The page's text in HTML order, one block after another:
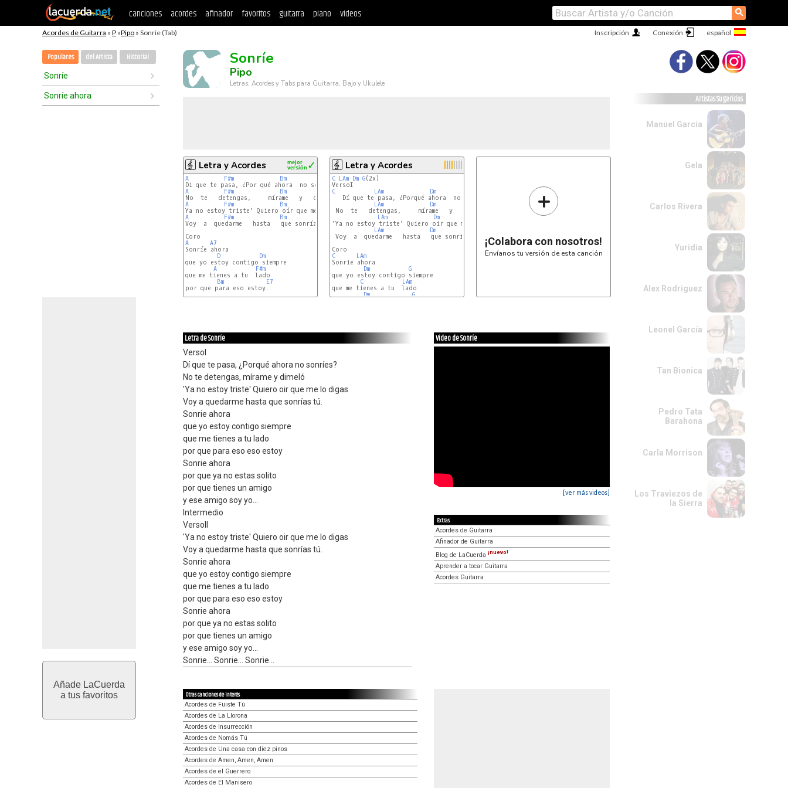
canciones acordes afinador favoritos guitarra piano videos ⚲
Acordes de Guitarra » P »Pipo » Sonríe (Tab) Conexión
Inscripción
Populares del Artista Historial
Sonríe
Sonríe ahora
Añade LaCuerda
a tus favoritos
Sonríe
Pipo
Letras, Acordes y Tabs para Guitarra, Bajo y Ukulele
Letra y Acordes ✓
mejor
versión
A F#m Bm
A
F#m Bm
A
F#m Bm
A
F#m Bm
Voy  a  quedarme   hasta   que sonrías tú.
A
A7
Sonríe ahora
D
Dm
que yo estoy contigo siempre
A
F#m
que me tienes a tu  lado
Bm
E7
por que para eso estoy.
Letra y Acordes
C LAm Dm G(2x)
C
LAm Dm
   Dí que te pasa, ¿Porqué ahora  no sonríes?
LAm
Dm
No  te   detengas,     mírame   y   dimeló
LAm
Dm
'Ya no estoy triste' Quiero oir que me lo digas
LAm
Dm
Voy  a  quedarme   hasta   que sonrías tú.
C
LAm
Sonrie ahora
Dm
G
que yo estoy contigo siempre
C
LAm
que me tienes a tu  lado
Dm
G
+
¡Colabora con nosotros!
Envíanos tu versión de esta canción
Letra de Sonríe
VersoI
Dí que te pasa, ¿Porqué ahora no sonríes?
No te detengas, mírame y dimeló
'Ya no estoy triste' Quiero oir que me lo digas
Voy a quedarme hasta que sonrías tú.
Sonrie ahora
que yo estoy contigo siempre
que me tienes a tu lado
por que para eso eso estoy
Sonrie ahora
por que ya no estas solito
por que tienes un amigo
y ese amigo soy yo...
Intermedio
VersoII
'Ya no estoy triste' Quiero oir que me lo digas
Voy a quedarme hasta que sonrías tú.
Sonrie ahora
que yo estoy contigo siempre
que me tienes a tu lado
por que para eso eso estoy
Sonrie ahora
por que ya no estas solito
por que tienes un amigo
y ese amigo soy yo...
Sonrie... Sonrie... Sonrie...
Video de Sonríe
[ver más videos]
Extras
Acordes de Guitarra
Afinador de Guitarra
Blog de LaCuerda ¡nuevo!
Aprender a tocar Guitarra
Acordes Guitarra
Otras canciones de interés
Acordes de Fuiste Tú
Acordes de La Llorona
Acordes de Insurrección
Acordes de Nomás Tú
Acordes de Una casa con diez pinos
Acordes de Amen, Amen, Amen
Acordes de el Guerrero
Acordes de El Manisero
Artistas Sugeridos
Manuel García
Gela
Carlos Rivera
Yuridia
Alex Rodriguez
Leonel García
Tan Bionica
Pedro Tata
Barahona
Carla Morrison
Los Traviezos de
la Sierra